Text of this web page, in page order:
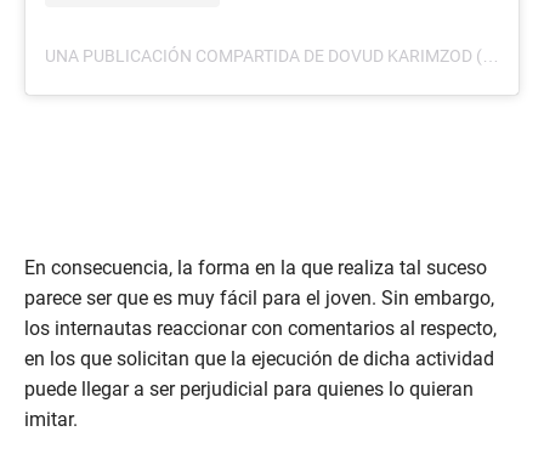
UNA PUBLICACIÓN COMPARTIDA DE DOVUD KARIMZOD (@DAVID0FF_01)
En consecuencia, la forma en la que realiza tal suceso
parece ser que es muy fácil para el joven. Sin embargo,
los internautas reaccionar con comentarios al respecto,
en los que solicitan que la ejecución de dicha actividad
puede llegar a ser perjudicial para quienes lo quieran
imitar.